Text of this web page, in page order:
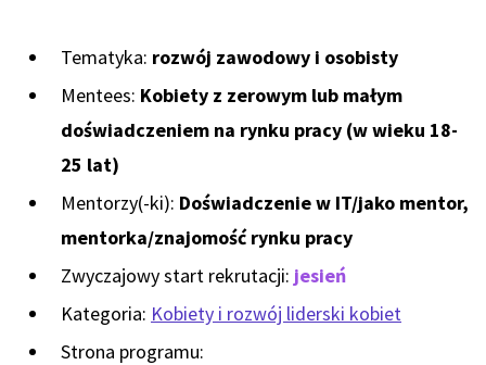
Tematyka: rozwój zawodowy i osobisty
Mentees: Kobiety z zerowym lub małym
doświadczeniem na rynku pracy (w wieku 18-
25 lat)
Mentorzy(-ki): Doświadczenie w IT/jako mentor,
mentorka/znajomość rynku pracy
Zwyczajowy start rekrutacji: jesień
Kategoria: Kobiety i rozwój liderski kobiet
Strona programu: